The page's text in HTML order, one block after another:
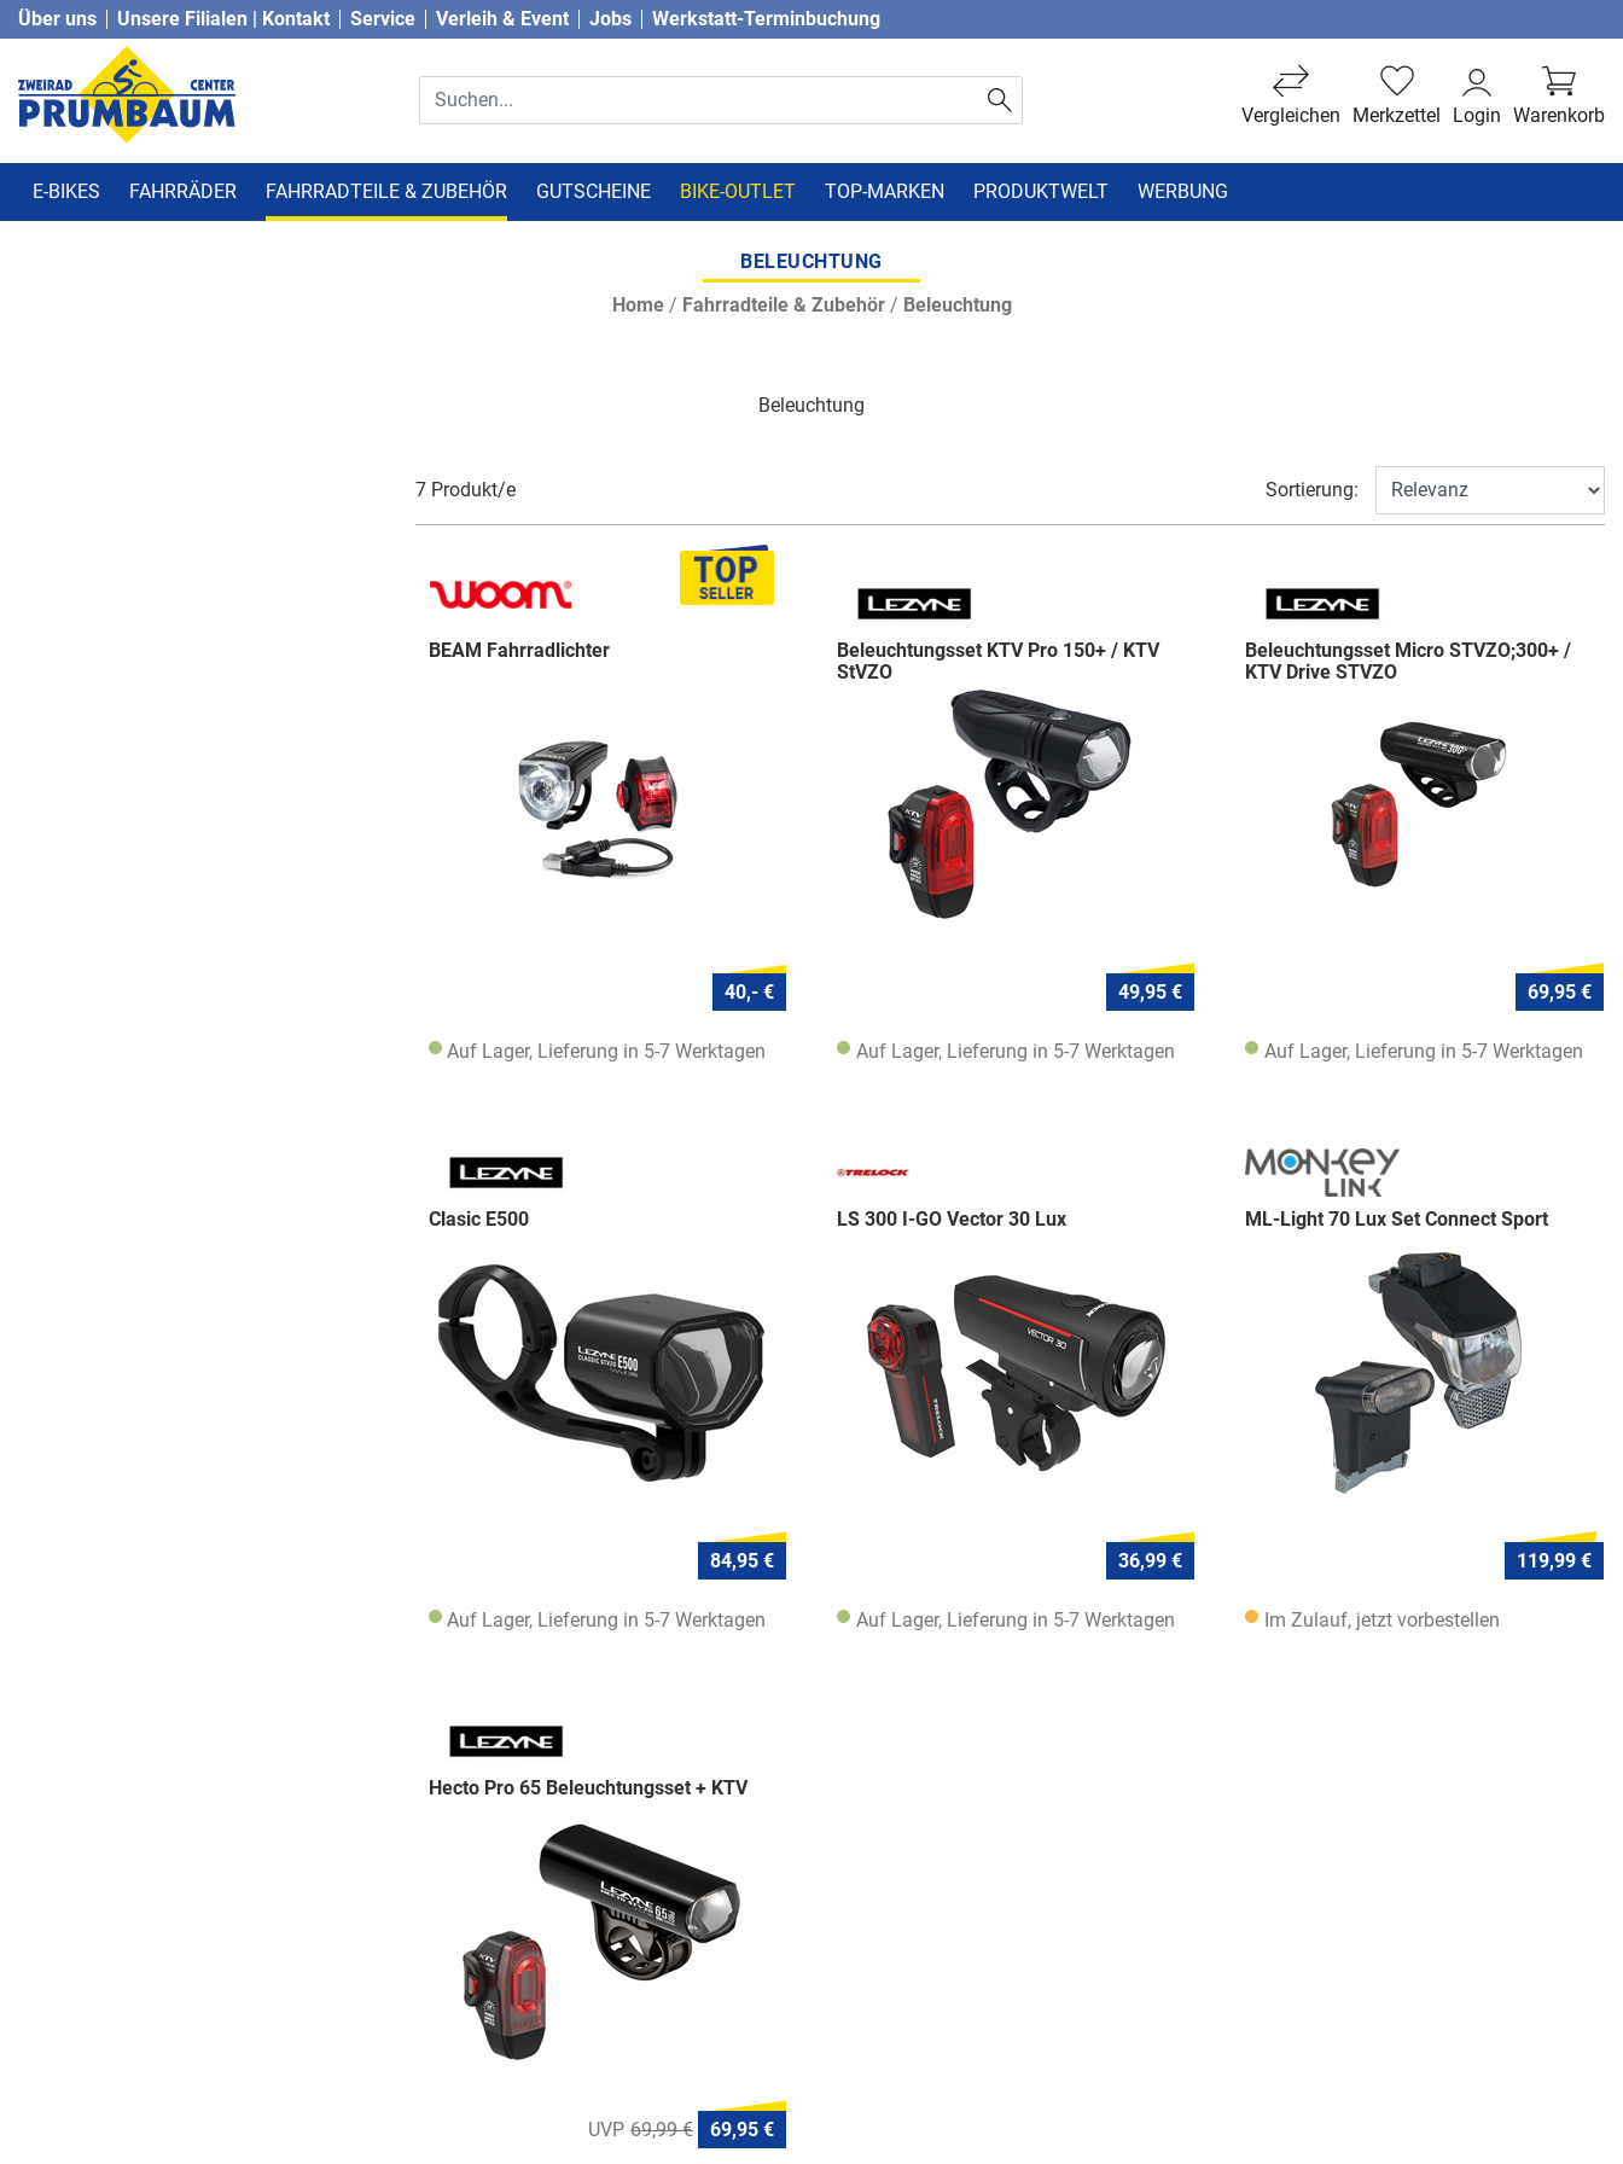
Über uns Unsere Filialen | Kontakt Service Verleih & Event Jobs Werkstatt-Terminbuchung
Warenkorb
Login
Merkzettel
Vergleichen
E-BIKES FAHRRÄDER FAHRRADTEILE & ZUBEHÖR GUTSCHEINE BIKE-OUTLET TOP-MARKEN PRODUKTWELT WERBUNG
BELEUCHTUNG
Home/ Fahrradteile & Zubehör/ Beleuchtung
Beleuchtung
7 Produkt/e Sortierung:
BEAM Fahrradlichter
40,- €
Auf Lager, Lieferung in 5-7 Werktagen
Beleuchtungsset KTV Pro 150+ / KTV
StVZO
49,95 €
Auf Lager, Lieferung in 5-7 Werktagen
Beleuchtungsset Micro STVZO;300+ /
KTV Drive STVZO
69,95 €
Auf Lager, Lieferung in 5-7 Werktagen
Clasic E500
84,95 €
Auf Lager, Lieferung in 5-7 Werktagen
LS 300 I-GO Vector 30 Lux
36,99 €
Auf Lager, Lieferung in 5-7 Werktagen
ML-Light 70 Lux Set Connect Sport
119,99 €
Im Zulauf, jetzt vorbestellen
Hecto Pro 65 Beleuchtungsset + KTV
69,99 € 69,95 €